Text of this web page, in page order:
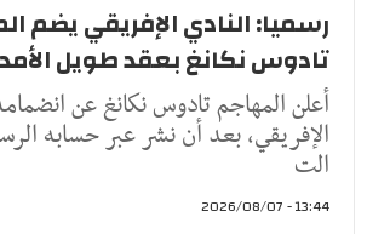
رسميا: النادي الإفريقي يضم
تادوس نكانغ بعقد طويل الأمد
أعلن المهاجم تادوس نكانغ عن
الإفريقي، بعد أن نشر عبر حسابه
الت
13:44 - 2026/08/07